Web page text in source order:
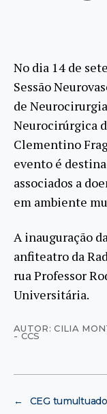
No dia 14 de
Sessão
de
Neurocirúrgica
Clementino
evento é
associados a
em ambiente
A inauguração
anfiteatro da
rua Professor
Universitária.
AUTOR: CILIA
- CCS
←
CEG